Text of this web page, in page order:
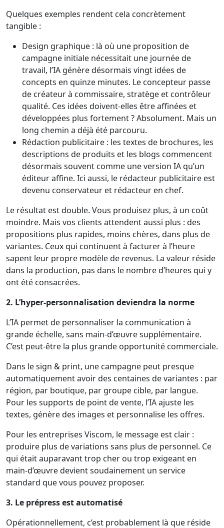
Quelques exemples rendent cela concrètement
tangible :
Design graphique : là où une proposition de
campagne initiale nécessitait une journée de
travail, l’IA génère désormais vingt idées de
concepts en quinze minutes. Le concepteur passe
de créateur à commissaire, stratège et contrôleur
qualité. Ces idées doivent-elles être affinées et
développées plus fortement ? Absolument. Mais un
long chemin a déjà été parcouru.
Rédaction publicitaire : les textes de brochures, les
descriptions de produits et les blogs commencent
désormais souvent comme une version IA qu’un
éditeur affine. Ici aussi, le rédacteur publicitaire est
devenu conservateur et rédacteur en chef.
Le résultat est double. Vous produisez plus, à un coût
moindre. Mais vos clients attendent aussi plus : des
propositions plus rapides, moins chères, dans plus de
variantes. Ceux qui continuent à facturer à l’heure
sapent leur propre modèle de revenus. La valeur réside
dans la production, pas dans le nombre d’heures qui y
ont été consacrées.
2. L’hyper-personnalisation deviendra la norme
L’IA permet de personnaliser la communication à
grande échelle, sans main-d’œuvre supplémentaire.
C’est peut-être la plus grande opportunité commerciale.
Dans le sign & print, une campagne peut presque
automatiquement avoir des centaines de variantes : par
région, par boutique, par groupe cible, par langue.
Pour les supports de point de vente, l’IA ajuste les
textes, génère des images et personnalise les offres.
Pour les entreprises Viscom, le message est clair :
produire plus de variations sans plus de personnel. Ce
qui était auparavant trop cher ou trop exigeant en
main-d’œuvre devient soudainement un service
standard que vous pouvez proposer.
3. Le prépress est automatisé
Opérationnellement, c’est probablement là que réside